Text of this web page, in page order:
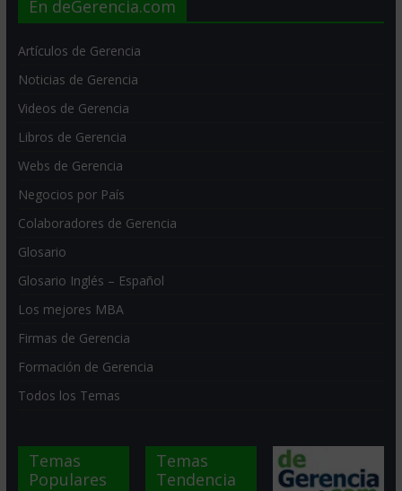
En deGerencia.com
Artículos de Gerencia
Noticias de Gerencia
Videos de Gerencia
Libros de Gerencia
Webs de Gerencia
Negocios por País
Colaboradores de Gerencia
Glosario
Glosario Inglés – Español
Los mejores MBA
Firmas de Gerencia
Formación de Gerencia
Todos los Temas
Temas
Populares
Temas
Tendencia